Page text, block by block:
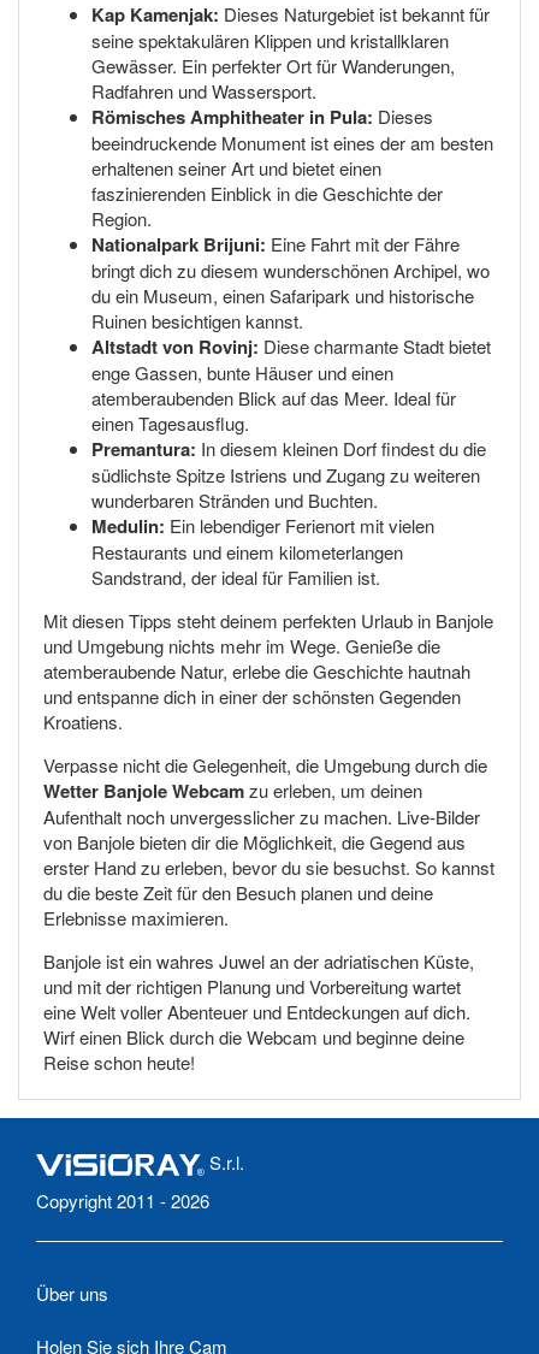
Kap Kamenjak: Dieses Naturgebiet ist bekannt für
seine spektakulären Klippen und kristallklaren
Gewässer. Ein perfekter Ort für Wanderungen,
Radfahren und Wassersport.
Römisches Amphitheater in Pula: Dieses
beeindruckende Monument ist eines der am besten
erhaltenen seiner Art und bietet einen
faszinierenden Einblick in die Geschichte der
Region.
Nationalpark Brijuni: Eine Fahrt mit der Fähre
bringt dich zu diesem wunderschönen Archipel, wo
du ein Museum, einen Safaripark und historische
Ruinen besichtigen kannst.
Altstadt von Rovinj: Diese charmante Stadt bietet
enge Gassen, bunte Häuser und einen
atemberaubenden Blick auf das Meer. Ideal für
einen Tagesausflug.
Premantura: In diesem kleinen Dorf findest du die
südlichste Spitze Istriens und Zugang zu weiteren
wunderbaren Stränden und Buchten.
Medulin: Ein lebendiger Ferienort mit vielen
Restaurants und einem kilometerlangen
Sandstrand, der ideal für Familien ist.
Mit diesen Tipps steht deinem perfekten Urlaub in Banjole
und Umgebung nichts mehr im Wege. Genieße die
atemberaubende Natur, erlebe die Geschichte hautnah
und entspanne dich in einer der schönsten Gegenden
Kroatiens.
Verpasse nicht die Gelegenheit, die Umgebung durch die
Wetter Banjole Webcamzu erleben, um deinen
Aufenthalt noch unvergesslicher zu machen. Live-Bilder
von Banjole bieten dir die Möglichkeit, die Gegend aus
erster Hand zu erleben, bevor du sie besuchst. So kannst
du die beste Zeit für den Besuch planen und deine
Erlebnisse maximieren.
Banjole ist ein wahres Juwel an der adriatischen Küste,
und mit der richtigen Planung und Vorbereitung wartet
eine Welt voller Abenteuer und Entdeckungen auf dich.
Wirf einen Blick durch die Webcam und beginne deine
Reise schon heute!
S.r.l.
Copyright 2011 - 2026
Über uns
Holen Sie sich Ihre Cam